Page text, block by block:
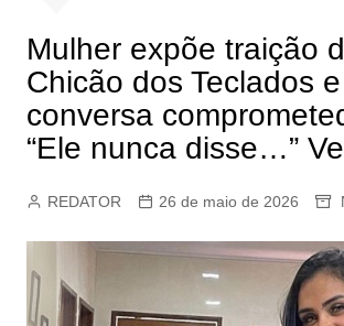
Mulher expõe traição
Chicão dos Teclados
conversa
“Ele nunca disse…”
REDATOR 26 de maio de 2026